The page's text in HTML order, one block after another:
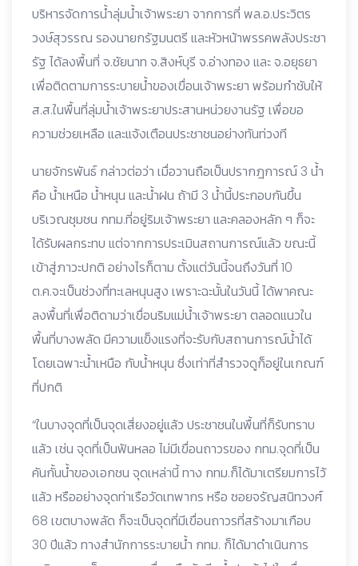
บริหารจัดการน้ำลุ่มน้ำเจ้าพระยา จากการที่ พล.อ.ประวิตร
วงษ์สุวรรณ รองนายกรัฐมนตรี และหัวหน้าพรรคพลังประชา
รัฐ ได้ลงพื้นที่ จ.ชัยนาท จ.สิงห์บุรี จ.อ่างทอง และ จ.อยุธยา
เพื่อติดตามการระบายน้ำของเขื่อนเจ้าพระยา พร้อมกำชับให้
ส.ส.ในพื้นที่ลุ่มน้ำเจ้าพระยาประสานหน่วยงานรัฐ เพื่อขอ
ความช่วยเหลือ และแจ้งเตือนประชาชนอย่างทันท่วงที
นายจักรพันธ์ กล่าวต่อว่า เมื่อวานถือเป็นปรากฎการณ์ 3 น้ำ
คือ น้ำเหนือ น้ำหนุน และน้ำฝน ถ้ามี 3 น้ำนี้ประกอบกันขึ้น
บริเวณชุมชน กทม.ที่อยู่ริมเจ้าพระยา และคลองหลัก ๆ ก็จะ
ได้รับผลกระทบ แต่จากการประเมินสถานการณ์แล้ว ขณะนี้
เข้าสู่ภาวะปกติ อย่างไรก็ตาม ตั้งแต่วันนี้จนถึงวันที่ 10
ต.ค.จะเป็นช่วงที่ทะเลหนุนสูง เพราะฉะนั้นในวันนี้ ได้พาคณะ
ลงพื้นที่เพื่อติดามว่าเขื่อนริมแม่น้ำเจ้าพระยา ตลอดแนวใน
พื้นที่บางพลัด มีความแข็งแรงที่จะรับกับสถานการณ์น้ำได้
โดยเฉพาะน้ำเหนือ กับน้ำหนุน ซึ่งเท่าที่สำรวจดูก็อยู่ในเกณฑ์
ที่ปกติ
“ในบางจุดที่เป็นจุดเสี่ยงอยู่แล้ว ประชาชนในพื้นที่ก็รับทราบ
แล้ว เช่น จุดที่เป็นฟันหลอ ไม่มีเขื่อนถาวรของ กทม.จุดที่เป็น
คันกั้นน้ำของเอกชน จุดเหล่านี้ ทาง กทม.ก็ได้มาเตรียมการไว้
แล้ว หรืออย่างจุดท่าเรือวัดเทพากร หรือ ซอยจรัญสนิทวงศ์
68 เขตบางพลัด ก็จะเป็นจุดที่มีเขื่อนถาวรที่สร้างมาเกือบ
30 ปีแล้ว ทางสำนักการระบายน้ำ กทม. ก็ได้มาดำเนินการ